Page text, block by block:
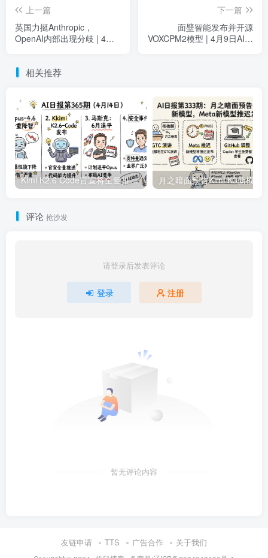
上一篇
英国力挺Anthropic，
OpenAI内部出现分歧 | 4月7
下一篇
面壁智能发布并开源
VOXCPM2模型 | 4月9日AI日
相关推荐
Kimi K2.6 Code官宣将全量推送，实锤Opus4.6降智严重 | 4月14日AI日报第365期
评论 抢沙发
请登录后发表评论
登录 注册
暂无评论内容
友链申请 TTS 广告合作 关于我们